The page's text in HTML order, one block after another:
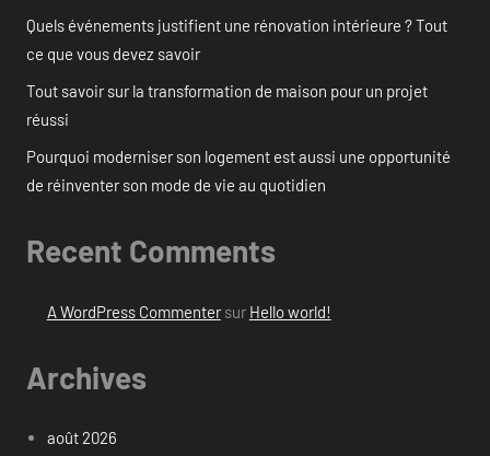
Quels événements justifient une rénovation intérieure ? Tout
ce que vous devez savoir
Tout savoir sur la transformation de maison pour un projet
réussi
Pourquoi moderniser son logement est aussi une opportunité
de réinventer son mode de vie au quotidien
Recent Comments
A WordPress Commentersur Hello world!
Archives
août 2026